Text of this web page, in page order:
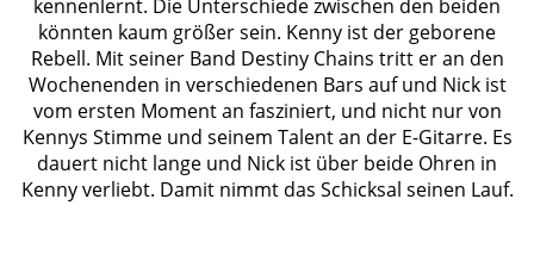
kennenlernt. Die Unterschiede zwischen den beiden
könnten kaum größer sein. Kenny ist der geborene
Rebell. Mit seiner Band Destiny Chains tritt er an den
Wochenenden in verschiedenen Bars auf und Nick ist
vom ersten Moment an fasziniert, und nicht nur von
Kennys Stimme und seinem Talent an der E-Gitarre. Es
dauert nicht lange und Nick ist über beide Ohren in
Kenny verliebt. Damit nimmt das Schicksal seinen Lauf.